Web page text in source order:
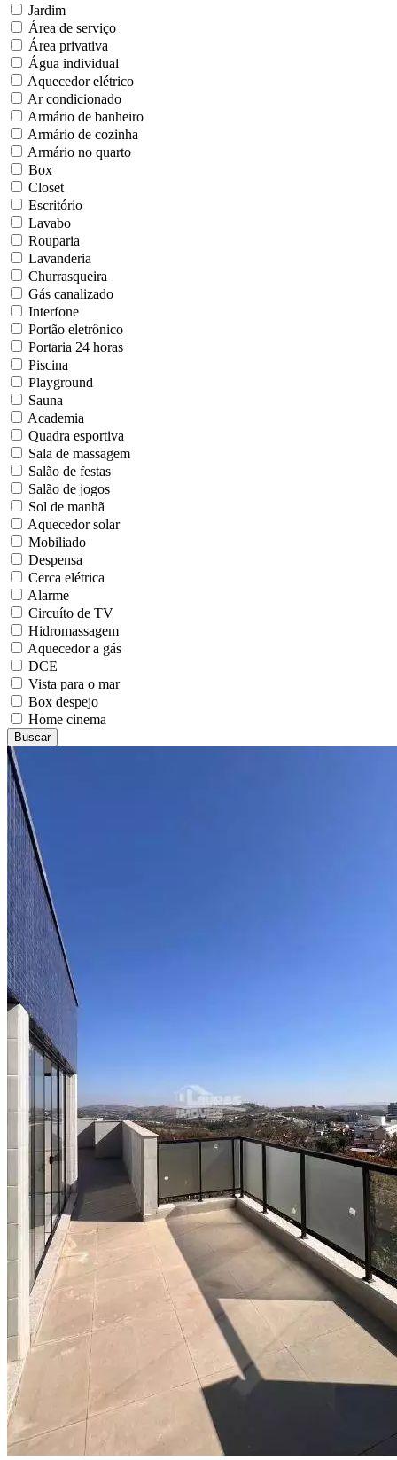
Jardim
Área de serviço
Área privativa
Água individual
Aquecedor elétrico
Ar condicionado
Armário de banheiro
Armário de cozinha
Armário no quarto
Box
Closet
Escritório
Lavabo
Rouparia
Lavanderia
Churrasqueira
Gás canalizado
Interfone
Portão eletrônico
Portaria 24 horas
Piscina
Playground
Sauna
Academia
Quadra esportiva
Sala de massagem
Salão de festas
Salão de jogos
Sol de manhã
Aquecedor solar
Mobiliado
Despensa
Cerca elétrica
Alarme
Circuíto de TV
Hidromassagem
Aquecedor a gás
DCE
Vista para o mar
Box despejo
Home cinema
Buscar